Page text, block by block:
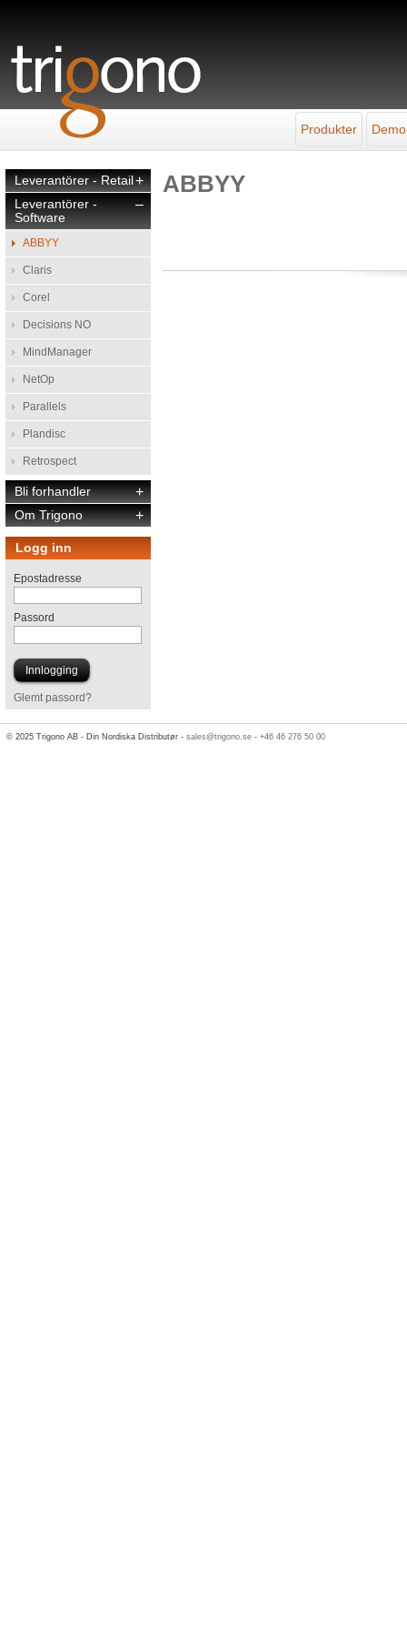
Produkter
+
Leverantörer - Retail
–
Leverantörer -
Software
ABBYY
Claris
Corel
Decisions NO
MindManager
NetOp
Parallels
Plandisc
Retrospect
+
Bli forhandler
+
Om Trigono
Logg inn
Epostadresse
Passord
Glemt passord?
ABBYY
© 2025 Trigono AB - Din Nordiska Distributør -sales@trigono.se -+46 46 276 50 00